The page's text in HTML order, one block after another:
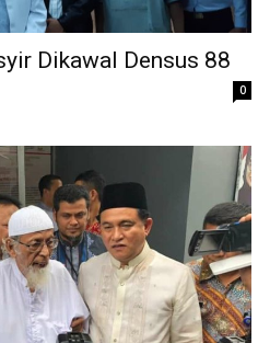
Dikawal Densus 88
0